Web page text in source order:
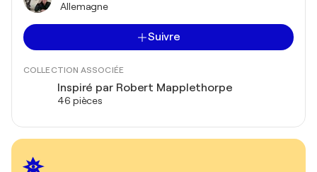
Allemagne
Suivre
COLLECTION ASSOCIÉE
Inspiré par Robert Mapplethorpe
46 pièces